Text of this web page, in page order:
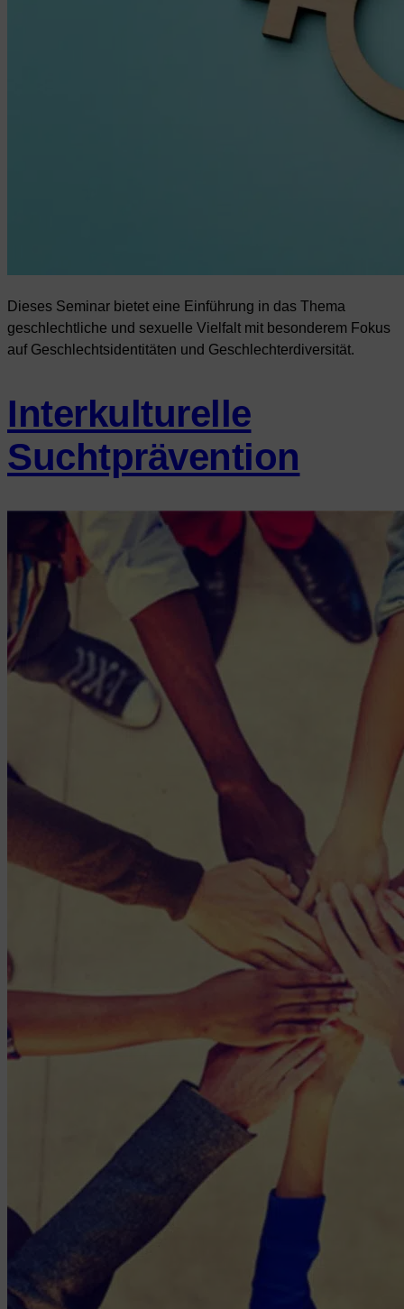
Dieses Seminar bietet eine Einführung in das Thema
geschlechtliche und sexuelle Vielfalt mit besonderem Fokus
auf Geschlechtsidentitäten und Geschlechterdiversität.
Interkulturelle
Suchtprävention